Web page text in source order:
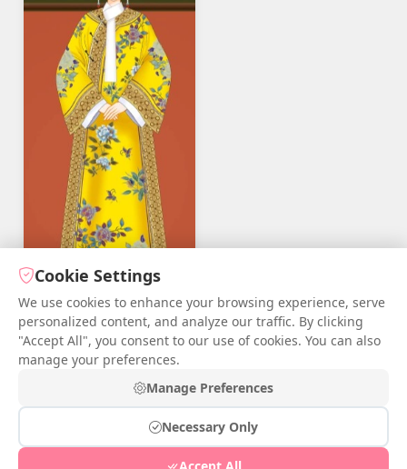
Phù Thanh Mộng
0
© 2026 iDressup.NET | Privacy Policy | Cookie Settings |
Cookie Settings
We use cookies to enhance your browsing experience, serve
personalized content, and analyze our traffic. By clicking
"Accept All", you consent to our use of cookies. You can also
manage your preferences.
Manage Preferences
Necessary Only